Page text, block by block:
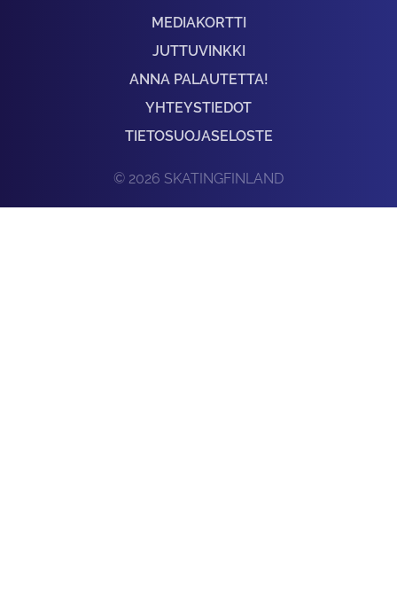
MEDIAKORTTI
JUTTUVINKKI
ANNA PALAUTETTA!
YHTEYSTIEDOT
TIETOSUOJASELOSTE
© 2026 SKATINGFINLAND